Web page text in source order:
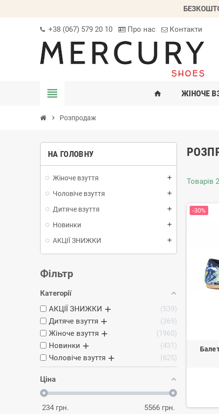
+38 (067) 579 20 10 Про нас Контакти
view_headline home ЖІНОЧЕ
chevron_right Розпродаж
НА ГОЛОВНУ
Жіноче взуття add
Чоловіче взуття add
Дитяче взуття add
Новинки add
АКЦІЇ ЗНИЖКИ add
Фільтр
Категорії
АКЦІЇ ЗНИЖКИ
539
Дитяче взуття
369
Жіноче взуття
1960
Новинки
431
Чоловіче взуття
625
Ціна
234 грн. 5566 грн.
Товарів
-30%